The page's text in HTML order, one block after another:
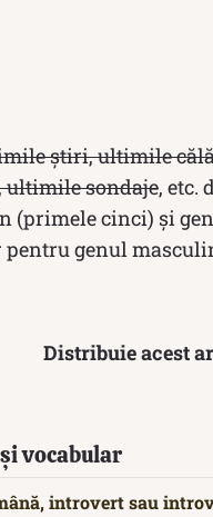
știri, ultimile
sondaje, etc.
(primele cinci) și
pentru genul
Distribuie acest
vocabular
introvert sau